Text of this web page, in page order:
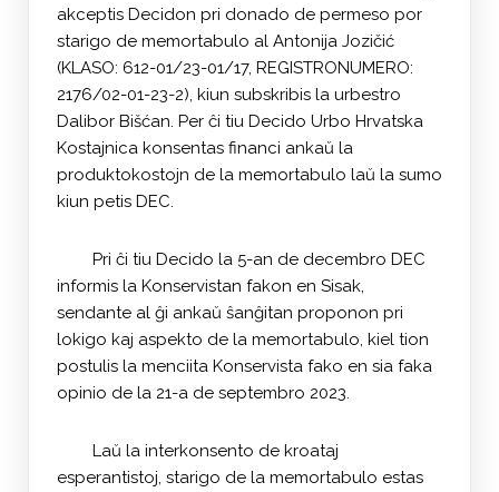
akceptis Decidon pri donado de permeso por
starigo de memortabulo al Antonija Jozičić
(KLASO: 612-01/23-01/17, REGISTRONUMERO:
2176/02-01-23-2), kiun subskribis la urbestro
Dalibor Bišćan. Per ĉi tiu Decido Urbo Hrvatska
Kostajnica konsentas financi ankaŭ la
produktokostojn de la memortabulo laŭ la sumo
kiun petis DEC.
Pri ĉi tiu Decido la 5-an de decembro DEC
informis la Konservistan fakon en Sisak,
sendante al ĝi ankaŭ ŝanĝitan proponon pri
lokigo kaj aspekto de la memortabulo, kiel tion
postulis la menciita Konservista fako en sia faka
opinio de la 21-a de septembro 2023.
Laŭ la interkonsento de kroataj
esperantistoj, starigo de la memortabulo estas